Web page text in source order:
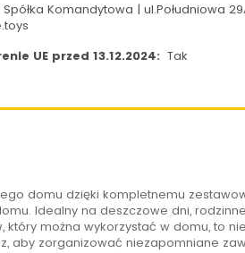
Spółka Komandytowa | ul.Południowa
UE przed 13.12.2024: Tak
domu dzięki kompletnemu
Idealny na deszczowe dni,
który można wykorzystać w domu, to
aby zorganizować niezapomniane